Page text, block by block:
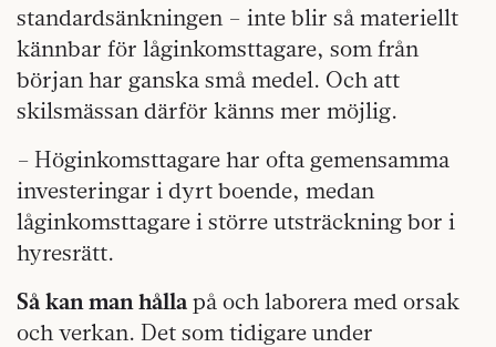
standardsänkningen – inte blir så materiellt
kännbar för låginkomsttagare, som från
början har ganska små medel. Och att
skilsmässan därför känns mer möjlig.
– Höginkomsttagare har ofta gemensamma
investeringar i dyrt boende, medan
låginkomsttagare i större utsträckning bor i
hyresrätt.
Så kan man hålla på och laborera med orsak
och verkan. Det som tidigare under